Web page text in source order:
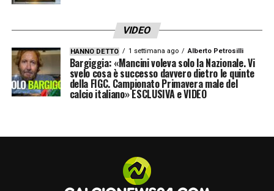
VIDEO
HANNO DETTO 1 settimana ago Alberto Petrosilli
Bargiggia: «Mancini voleva solo la Nazionale. Vi
svelo cosa è successo davvero dietro le quinte
della FIGC. Campionato Primavera male del
calcio italiano» ESCLUSIVA e VIDEO